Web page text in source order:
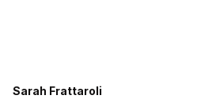
Sarah Frattaroli